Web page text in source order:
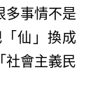
多事情不是
仙」換成
社會主義民